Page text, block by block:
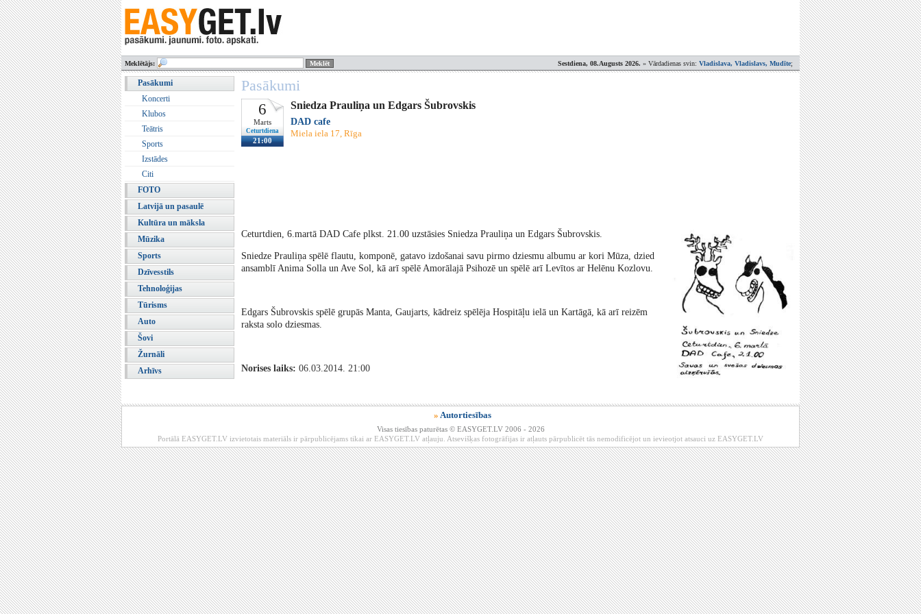
Sestdiena, 08.Augusts 2026. » Vārdadienas svin: Vladislava, Vladislavs, Mudīte;
Meklētājs:
Pasākumi
Koncerti
Klubos
Teātris
Sports
Izstādes
Citi
FOTO
Latvijā un pasaulē
Kultūra un māksla
Mūzika
Sports
Dzīvesstils
Tehnoloģijas
Tūrisms
Auto
Šovi
Žurnāli
Arhīvs
Pasākumi
6
Marts
Ceturtdiena
21:00
Sniedza Prauliņa un Edgars Šubrovskis
DAD cafe
Miela iela 17, Rīga
Ceturtdien, 6.martā DAD Cafe plkst. 21.00 uzstāsies Sniedza Prauliņa un Edgars Šubrovskis.
Sniedze Prauliņa spēlē flautu, komponē, gatavo izdošanai savu pirmo dziesmu albumu ar kori Mūza, dzied
ansamblī Anima Solla un Ave Sol, kā arī spēlē Amorālajā Psihozē un spēlē arī Levītos ar Helēnu Kozlovu.
Edgars Šubrovskis spēlē grupās Manta, Gaujarts, kādreiz spēlēja Hospitāļu ielā un Kartāgā, kā arī reizēm
raksta solo dziesmas.
Norises laiks: 06.03.2014. 21:00
» Autortiesības
Visas tiesības paturētas © EASYGET.LV 2006 - 2026
Portālā EASYGET.LV izvietotais materiāls ir pārpublicējams tikai ar EASYGET.LV atļauju. Atsevišķas fotogrāfijas ir atļauts pārpublicēt tās nemodificējot un ievieotjot atsauci uz EASYGET.LV